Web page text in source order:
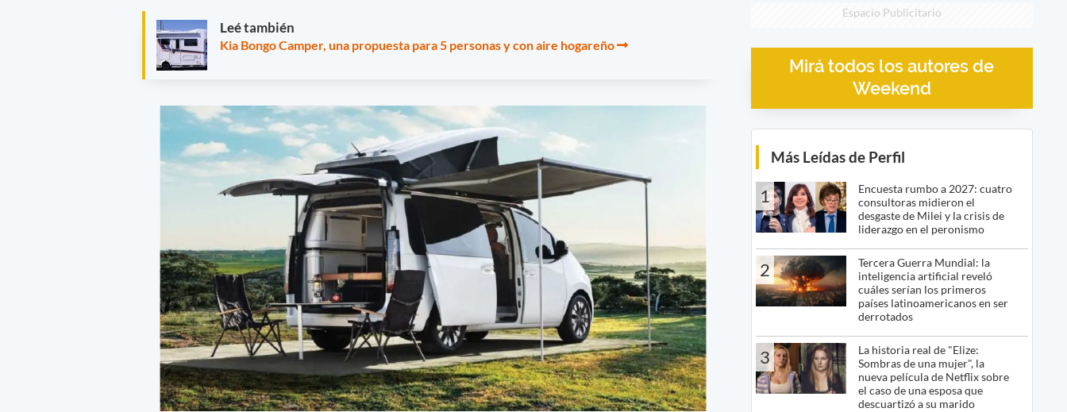
Leé también
Kia Bongo Camper, una propuesta para 5 personas y con aire hogareño
Espacio Publicitario
Mirá todos los autores de
Weekend
Más Leídas de Perfil
1
Encuesta rumbo a 2027: cuatro
consultoras midieron el
desgaste de Milei y la crisis de
liderazgo en el peronismo
2
Tercera Guerra Mundial: la
inteligencia artificial reveló
cuáles serían los primeros
países latinoamericanos en ser
derrotados
3
La historia real de "Elize:
Sombras de una mujer", la
nueva película de Netflix sobre
el caso de una esposa que
descuartizó a su marido